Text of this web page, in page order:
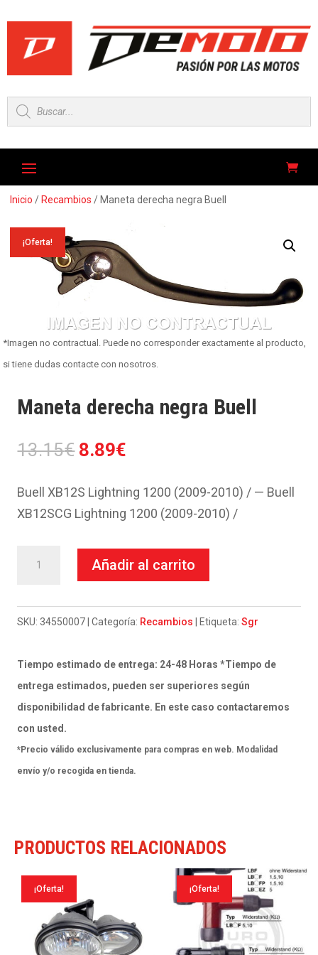
Búsqueda
de
productos
Inicio / Recambios / Maneta derecha negra Buell
¡Oferta!
*Imagen no contractual. Puede no corresponder exactamente al producto,
si tiene dudas contacte con nosotros.
Maneta derecha negra Buell
13.15€ El
original
era:
8.89€
actual
es:
Buell XB12S Lightning 1200 (2009-2010) / — Buell
XB12SCG Lightning 1200 (2009-2010) /
Buell
Añadir al carrito
SKU: 34550007 Categoría: Recambios Etiqueta:Sgr
Tiempo estimado de entrega: 24-48 Horas *Tiempo de
entrega estimados, pueden ser superiores según
disponibilidad de fabricante. En este caso contactaremos
con usted.
*Precio válido exclusivamente para compras en web. Modalidad
envío y/o recogida en tienda.
PRODUCTOS RELACIONADOS
¡Oferta! ¡Oferta!